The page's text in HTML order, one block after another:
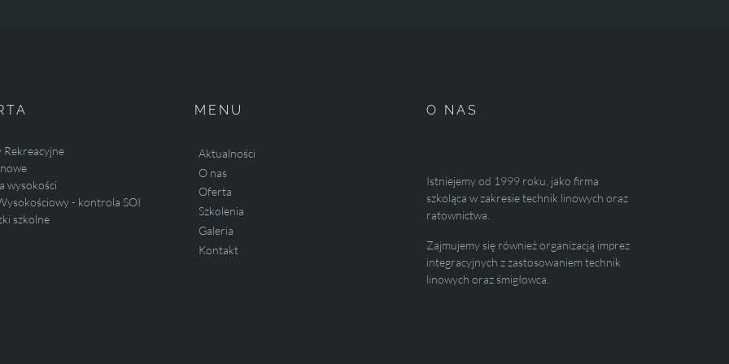
Rekreacyjne
wysokości
- kontrola SOI
szkolne
MENU
Aktualności
O nas
Oferta
Szkolenia
Galeria
Kontakt
O NAS
Istniejemy od 1999 roku, jako firma
szkoląca w zakresie technik linowych oraz
ratownictwa.
Zajmujemy się również organizacją imprez
integracyjnych z zastosowaniem technik
linowych oraz śmigłowca.